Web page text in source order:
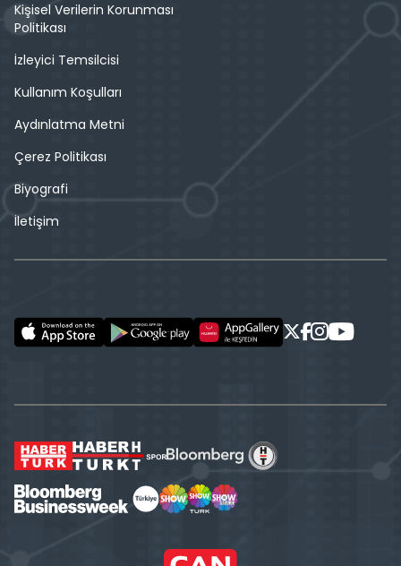
Kişisel Verilerin Korunması
Politikası
İzleyici Temsilcisi
Kullanım Koşulları
Aydınlatma Metni
Çerez Politikası
Biyografi
İletişim